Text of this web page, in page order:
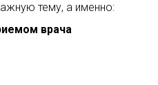
тему, а именно:
врача